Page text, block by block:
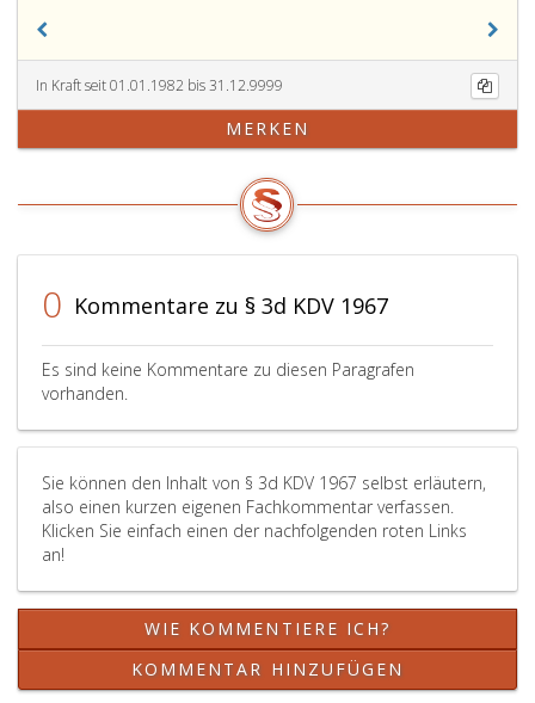
In Kraft seit 01.01.1982 bis 31.12.9999
MERKEN
0 Kommentare zu § 3d KDV 1967
Es sind keine Kommentare zu diesen Paragrafen
vorhanden.
Sie können den Inhalt von § 3d KDV 1967 selbst erläutern,
also einen kurzen eigenen Fachkommentar verfassen.
Klicken Sie einfach einen der nachfolgenden roten Links
an!
WIE KOMMENTIERE ICH?
KOMMENTAR HINZUFÜGEN